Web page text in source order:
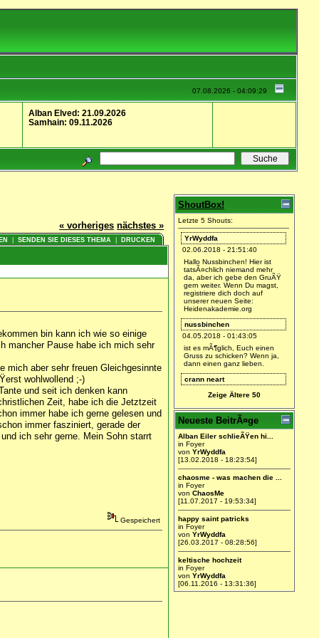
07.08.2026 - 04:09:29
Alban Elved: 21.09.2026
Samhain: 09.11.2026
« vorheriges nächstes »
|SENDEN SIE DIESES THEMA DRUCKEN
bin kann ich wie so einige
mancher Pause habe ich mich sehr
mich aber sehr freuen Gleichgesinnte
wohlwollend ;-)
und seit ich denken kann
Zeit, habe ich die Jetztzeit
immer habe ich gerne gelesen und
immer fasziniert, gerade der
ich sehr gerne. Mein Sohn starrt
Gespeichert
ShoutBox!
Letzte 5 Shouts:
YrWyddfa
02.06.2018 - 21:51:40
Hallo Nussbinchen! Hier ist
tatsÃ¤chlich niemand mehr
da, aber ich gebe den GruÃŸ
gern weiter. Wenn Du magst,
registriere dich doch auf
unserer neuen Seite:
Heidenakademie.org
nussbinchen
04.05.2018 - 01:43:05
ist es mÃ¶glich, Euch einen
Gruss zu schicken? Wenn ja,
dann einen ganz lieben.
crann neart
28.01.2018 - 21:22:41
Arianca
27.01.2018 - 18:47:09
Find ich gut =)
YrWyddfa
27.01.2018 - 11:26:04
Ich werde hier wieder Leben
einhauchen.
Zeige Ältere 50
Neueste BeitrÃ¤ge
Alban Eiler schlieÃŸen hi...
in Foyer
von YrWyddfa
[13.02.2018 - 18:23:54]
chaosme - was machen die ...
in Foyer
von ChaosMe
[11.07.2017 - 19:53:34]
happy saint patricks
in Foyer
von YrWyddfa
[26.03.2017 - 08:28:56]
keltische hochzeit
in Foyer
von YrWyddfa
[06.11.2016 - 13:31:36]